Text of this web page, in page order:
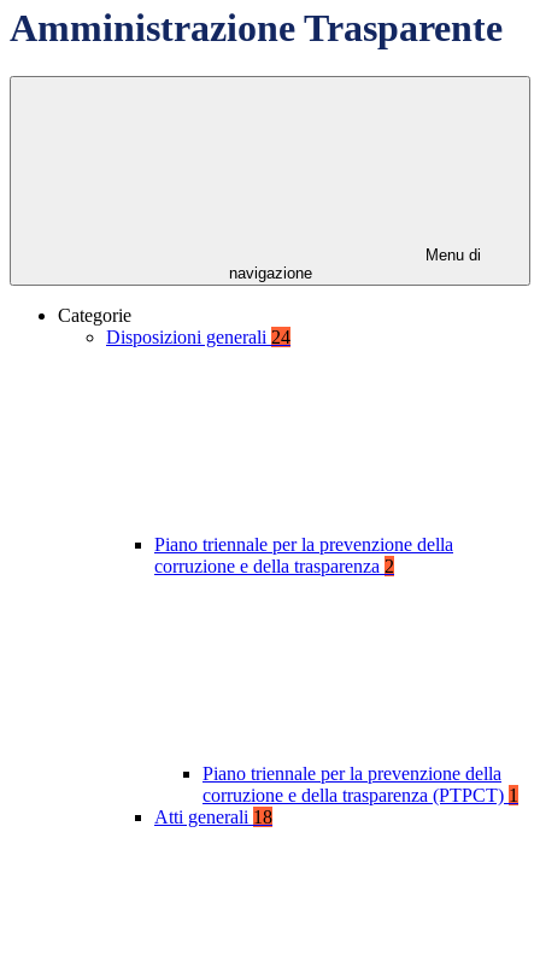
Amministrazione Trasparente
Menu di
navigazione
Categorie
Disposizioni generali 24
Piano triennale per la prevenzione della
corruzione e della trasparenza 2
Piano triennale per la prevenzione della
corruzione e della trasparenza (PTPCT) 1
Atti generali 18